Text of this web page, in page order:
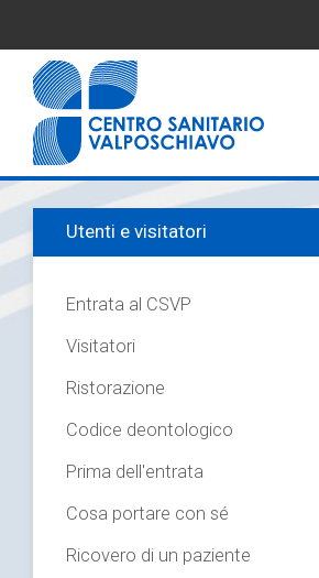
Utenti e visitatori
Entrata al CSVP
Visitatori
Ristorazione
Codice deontologico
Prima dell'entrata
Cosa portare con sé
Ricovero di un paziente